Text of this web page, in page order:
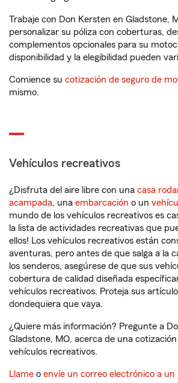
Trabaje con Don Kersten en Gladstone,
personalizar su póliza con coberturas,
complementos opcionales para su
disponibilidad y la elegibilidad pueden
Comience su cotización de seguro de
mismo.
Vehículos recreativos
¿Disfruta del aire libre con una casa
acampada, una embarcación o un
mundo de los vehículos recreativos es
la lista de actividades recreativas que
ellos! Los vehículos recreativos están
aventuras, pero antes de que salga a la
los senderos, asegúrese de que sus
cobertura de calidad diseñada
vehículos recreativos. Proteja sus
dondequiera que vaya.
¿Quiere más información? Pregunte a
Gladstone, MO, acerca de una
vehículos recreativos.
Llame o envíe un correo electrónico a un